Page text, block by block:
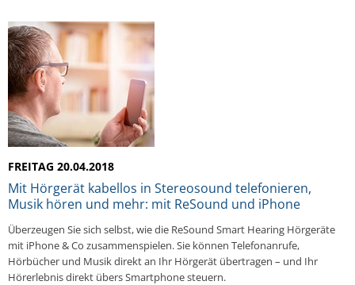
FREITAG 20.04.2018
Mit Hörgerät kabellos in Stereosound telefonieren,
Musik hören und mehr: mit ReSound und iPhone
Überzeugen Sie sich selbst, wie die ReSound Smart Hearing Hörgeräte
mit iPhone & Co zusammenspielen. Sie können Telefonanrufe,
Hörbücher und Musik direkt an Ihr Hörgerät übertragen – und Ihr
Hörerlebnis direkt übers Smartphone steuern.